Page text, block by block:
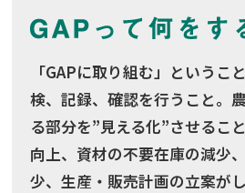
「GAPに取り組む」というこ
検、記録、確認を行うこと。
る部分を”見える化”させるこ
向上、資材の不要在庫の減少
少、生産・販売計画の立案が